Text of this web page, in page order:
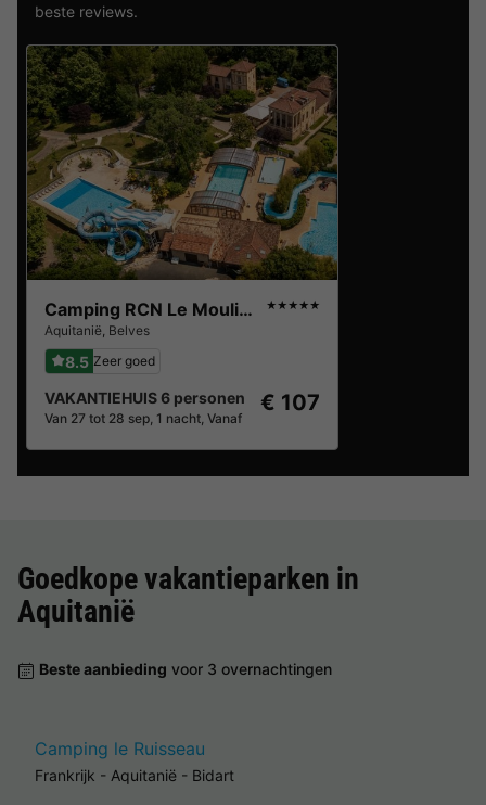
beste reviews.
Camping RCN Le Moulin de la Pique ★★★★★
Aquitanië, Belves
8.5 Zeer goed
VAKANTIEHUIS 6 personen
Van 27 tot 28 sep, 1 nacht, Vanaf
€ 107
Goedkope vakantieparken in
Aquitanië
Beste aanbieding voor 3 overnachtingen
Camping le Ruisseau
Frankrijk - Aquitanië - Bidart